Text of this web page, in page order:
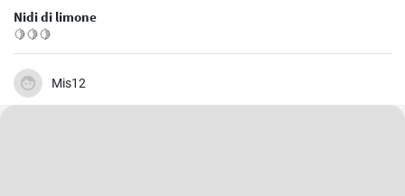
Nidi di limone
🍋🍋🍋
Mis12